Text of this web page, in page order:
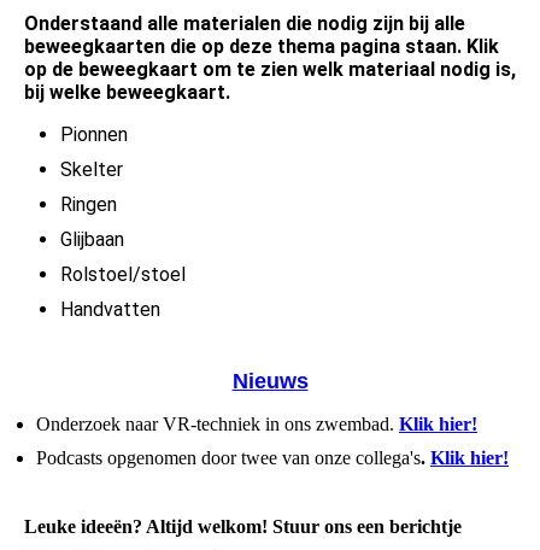
Onderstaand alle materialen die nodig zijn bij alle
beweegkaarten die op deze thema pagina staan. Klik
op de beweegkaart om te zien welk materiaal nodig is,
bij welke beweegkaart.
Pionnen
Skelter
Ringen
Glijbaan
Rolstoel/stoel
Handvatten
Nieuws
Onderzoek naar VR-techniek in ons zwembad. Klik hier!
Podcasts opgenomen door twee van onze collega's. Klik hier!
Leuke ideeën? Altijd welkom! Stuur ons een berichtje